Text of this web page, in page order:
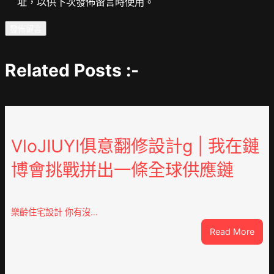
Related Posts :-
VloJIUYI俱意翻修設計g | 我在鏈
博會挑戰拼出一條全球供應鏈
樂齡住宅設計 你有沒…
Read More: